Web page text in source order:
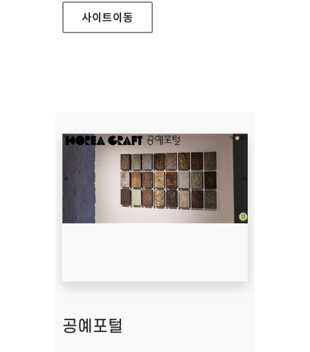
사이트이동
공예포털